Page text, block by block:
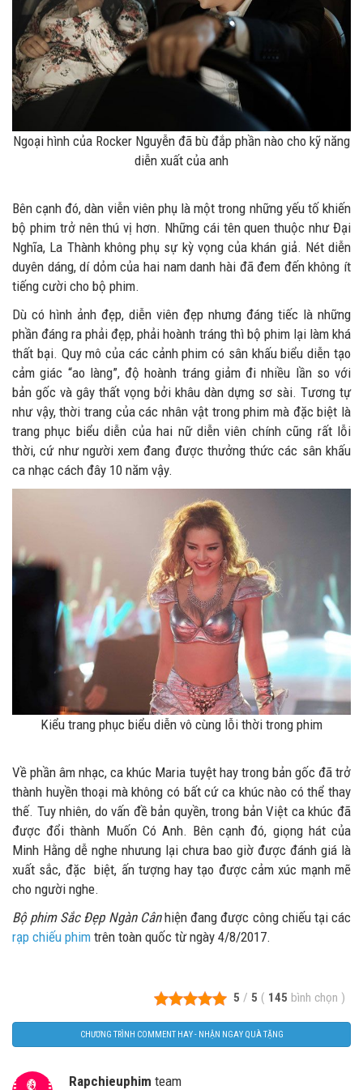
Ngoại hình của Rocker Nguyễn đã bù đắp phần nào cho kỹ năng
diễn xuất của anh
Bên cạnh đó, dàn viễn viên phụ là một trong những yếu tố khiến
bộ phim trở nên thú vị hơn. Những cái tên quen thuộc như Đại
Nghĩa, La Thành không phụ sự kỳ vọng của khán giả. Nét diễn
duyên dáng, dí dỏm của hai nam danh hài đã đem đến không ít
tiếng cười cho bộ phim.
Dù có hình ảnh đẹp, diễn viên đẹp nhưng đáng tiếc là những
phần đáng ra phải đẹp, phải hoành tráng thì bộ phim lại làm khá
thất bại. Quy mô của các cảnh phim có sân khấu biểu diễn tạo
cảm giác “ao làng”, độ hoành tráng giảm đi nhiều lần so với
bản gốc và gây thất vọng bởi khâu dàn dựng sơ sài. Tương tự
như vậy, thời trang của các nhân vật trong phim mà đặc biệt là
trang phục biểu diễn của hai nữ diễn viên chính cũng rất lỗi
thời, cứ như người xem đang được thưởng thức các sân khấu
ca nhạc cách đây 10 năm vậy.
Kiểu trang phục biểu diễn vô cùng lỗi thời trong phim
Về phần âm nhạc, ca khúc Maria tuyệt hay trong bản gốc đã trở
thành huyền thoại mà không có bất cứ ca khúc nào có thể thay
thế. Tuy nhiên, do vấn đề bản quyền, trong bản Việt ca khúc đã
được đổi thành Muốn Có Anh. Bên cạnh đó, giọng hát của
Minh Hằng dễ nghe nhưung lại chưa bao giờ được đánh giá là
xuất sắc, đặc biệt, ấn tượng hay tạo được cảm xúc mạnh mẽ
cho người nghe.
Bộ phim Sắc Đẹp Ngàn Cânhiện đang được công chiếu tại các
rạp chiếu phim trên toàn quốc từ ngày 4/8/2017.
5 / 5 ( 145 bình chọn )
CHƯƠNG TRÌNH COMMENT HAY - NHẬN NGAY QUÀ TẶNG
Rapchieuphim team